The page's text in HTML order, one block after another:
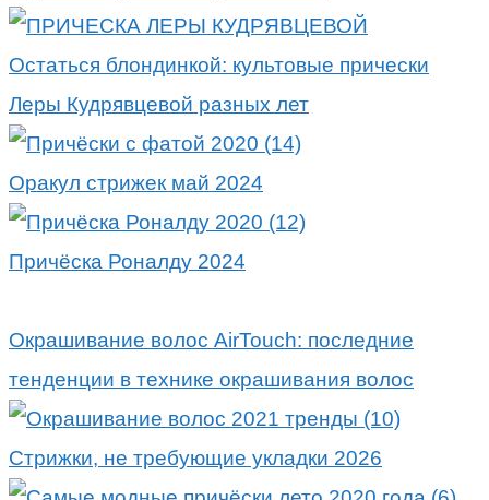
Остаться блондинкой: культовые прически
Леры Кудрявцевой разных лет
Оракул стрижек май 2024
Причёска Роналду 2024
Окрашивание волос AirTouch: последние
тенденции в технике окрашивания волос
Стрижки, не требующие укладки 2026